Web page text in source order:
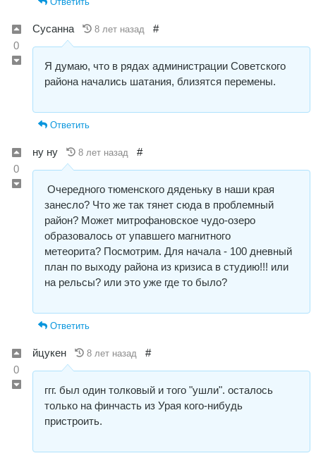
0
Сусанна 8 лет назад #
Я думаю, что в рядах администрации Советского
района начались шатания, близятся перемены.
Ответить
0
ну ну 8 лет назад #
Очередного тюменского дяденьку в наши края
занесло? Что же так тянет сюда в проблемный
район? Может митрофановское чудо-озеро
образовалось от упавшего магнитного
метеорита? Посмотрим. Для начала - 100 дневный
план по выходу района из кризиса в студию!!! или
на рельсы? или это уже где то было?
Ответить
0
йцукен 8 лет назад #
ггг. был один толковый и того "ушли". осталось
только на финчасть из Урая кого-нибудь
пристроить.